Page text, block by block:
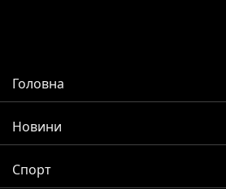
Головна
Новини
Спорт